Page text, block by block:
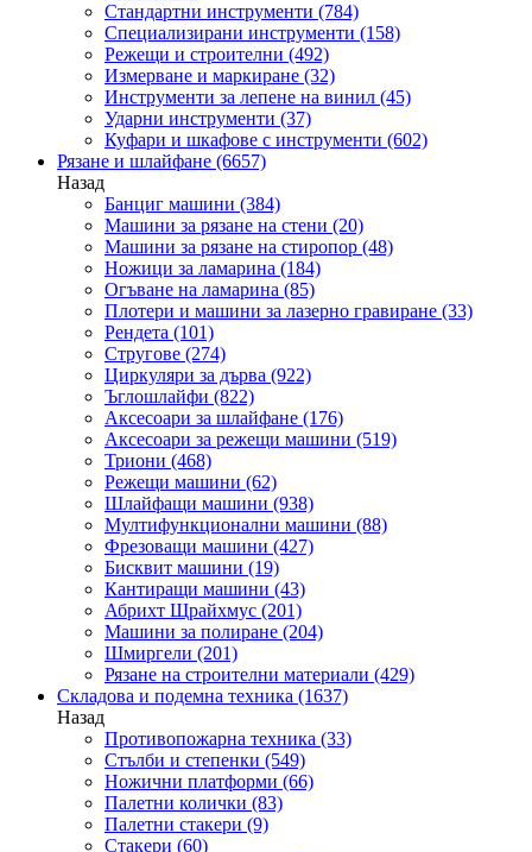
Стандартни инструменти (784)
Специализирани инструменти (158)
Режещи и строителни (492)
Измерване и маркиране (32)
Инструменти за лепене на винил (45)
Ударни инструменти (37)
Куфари и шкафове с инструменти (602)
Рязане и шлайфане (6657)
Назад
Банциг машини (384)
Машини за рязане на стени (20)
Машини за рязане на стиропор (48)
Ножици за ламарина (184)
Огъване на ламарина (85)
Плотери и машини за лазерно гравиране (33)
Рендета (101)
Стругове (274)
Циркуляри за дърва (922)
Ъглошлайфи (822)
Аксесоари за шлайфане (176)
Аксесоари за режещи машини (519)
Триони (468)
Режещи машини (62)
Шлайфащи машини (938)
Мултифункционални машини (88)
Фрезоващи машини (427)
Бисквит машини (19)
Кантиращи машини (43)
Абрихт Щрайхмус (201)
Машини за полиране (204)
Шмиргели (201)
Рязане на строителни материали (429)
Складова и подемна техника (1637)
Назад
Противопожарна техника (33)
Стълби и степенки (549)
Ножични платформи (66)
Палетни колички (83)
Палетни стакери (9)
Стакери (60)